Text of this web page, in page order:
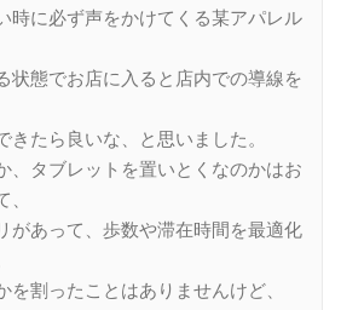
時に必ず声をかけてくる某アパレル
状態でお店に入ると店内での導線を
きたら良いな、と思いました。
、タブレットを置いとくなのかはお
があって、歩数や滞在時間を最適化
を割ったことはありませんけど、